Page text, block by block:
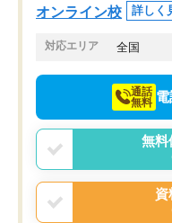
オンライン校 詳しく
対応エリア 全国
通話
無料
無料
資